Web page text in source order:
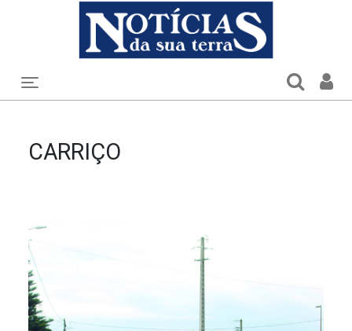
Toggle navigation
CARRIÇO